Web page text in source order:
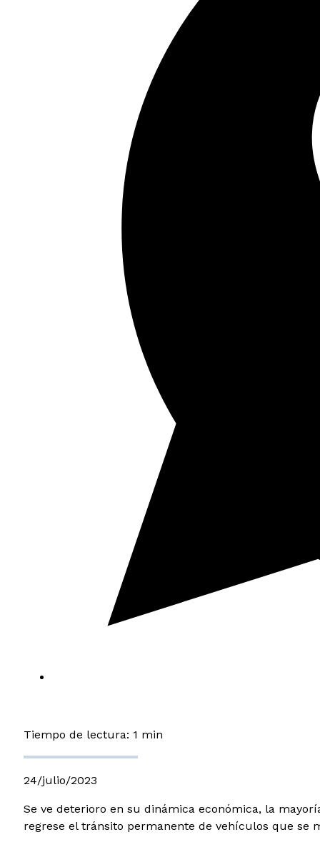
Tiempo de lectura: 1 min
24/julio/2023
Se ve deterioro en su dinámica económica, la
regrese el tránsito permanente de vehículos que se